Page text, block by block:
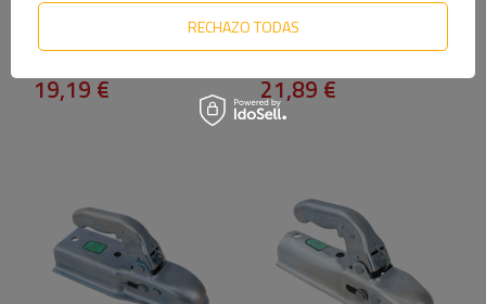
750 kg con barra de tiro
Producto disponible en
19,19 €
cuadrada de 70 mm
Producto disponible en
21,89 €
RECHAZO TODAS